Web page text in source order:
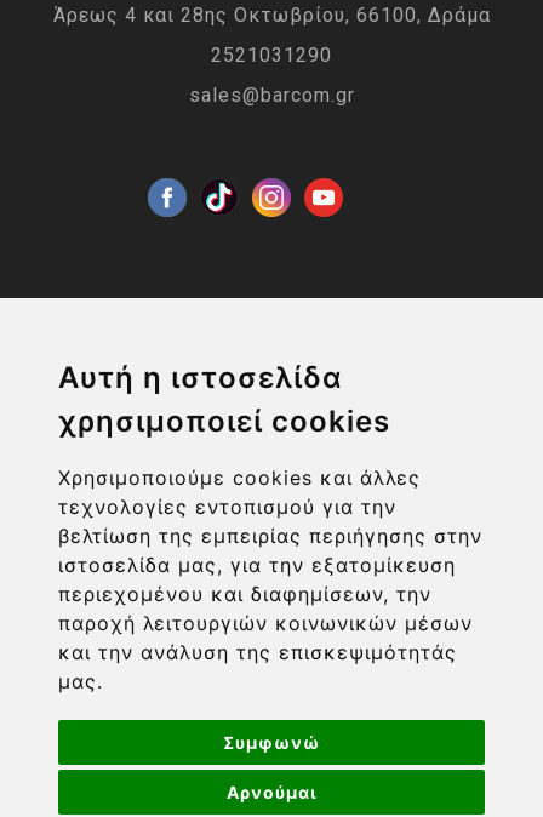
Αυτή η ιστοσελίδα
χρησιμοποιεί cookies
Χρησιμοποιούμε cookies και άλλες
τεχνολογίες εντοπισμού για την
βελτίωση της εμπειρίας περιήγησης στην
ιστοσελίδα μας, για την εξατομίκευση
περιεχομένου και διαφημίσεων, την
παροχή λειτουργιών κοινωνικών μέσων
και την ανάλυση της επισκεψιμότητάς
μας.
Συμφωνώ
Αρνούμαι
Άρεως 4 και 28ης Οκτωβρίου, 66100, Δράμα
2521031290
sales@barcom.gr
ΧΡΗΣΙΜΑ LINKS
ΠΛΗΡΟΦΟΡΙΕΣ ΧΡΗΣΤΗ
Powered by nopCommerce- Developed by